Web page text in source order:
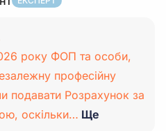
року ФОП та особи,
професійну
подавати Розрахунок за
оскільки… Ще